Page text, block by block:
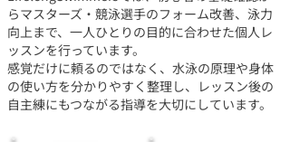
らマスターズ・競泳選手のフォーム改善、泳力
向上まで、一人ひとりの目的に合わせた個人レ
ッスンを行っています。
​感覚だけに頼るのではなく、水泳の原理や身体
の使い方を分かりやすく整理し、レッスン後の
自主練にもつながる指導を大切にしています。